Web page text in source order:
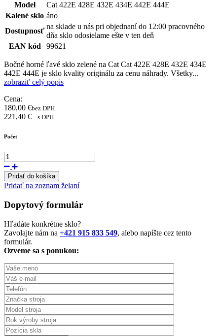
Model
Cat 422E 428E 432E 434E 442E 444E
Kalené sklo áno
Dostupnosť
na sklade u nás pri objednaní do 12:00 pracovného
dňa sklo odosielame ešte v ten deň
EAN kód
99621
Bočné horné ľavé sklo zelené na Cat Cat 422E 428E 432E 434E
442E 444E je sklo kvality originálu za cenu náhrady. Všetky...
zobraziť celý popis
Cena:
180,00 €bez DPH
221,40 € s DPH
Počet
Pridať do košíka
Pridať na zoznam želaní
Dopytový formulár
Hľadáte konkrétne sklo?
Zavolajte nám na +421 915 833 549, alebo napíšte cez tento
formulár.
Ozveme sa s ponukou: